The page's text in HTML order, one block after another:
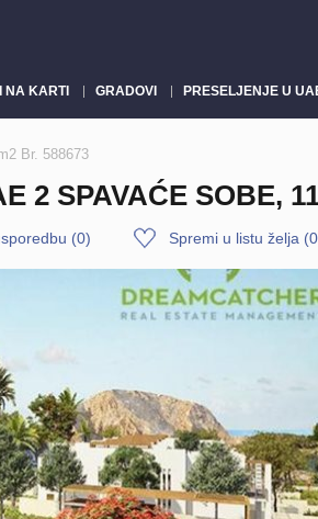
NA KARTI GRADOVI PRESELJENJE U
Br. 588673
2 SPAVAĆE SOBE,
(0) Spremi u listu želja (0